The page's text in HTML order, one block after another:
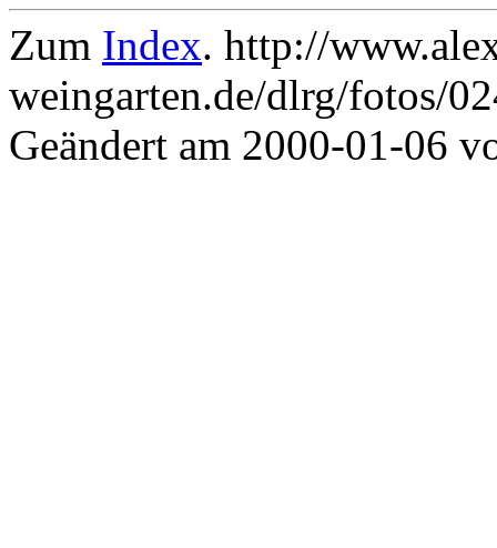
Zum Index. http://
weingarten.de/dlrg/fotos/
Geändert am 2000-01-06